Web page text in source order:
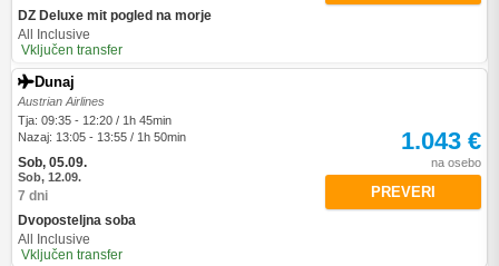
DZ Deluxe mit pogled na morje
All Inclusive
Vključen transfer
Dunaj
Austrian Airlines
Tja: 09:35 - 12:20 / 1h 45min
Nazaj: 13:05 - 13:55 / 1h 50min
Sob, 05.09.
Sob, 12.09.
7 dni
Dvoposteljna soba
All Inclusive
Vključen transfer
1.043 €
na osebo
PREVERI